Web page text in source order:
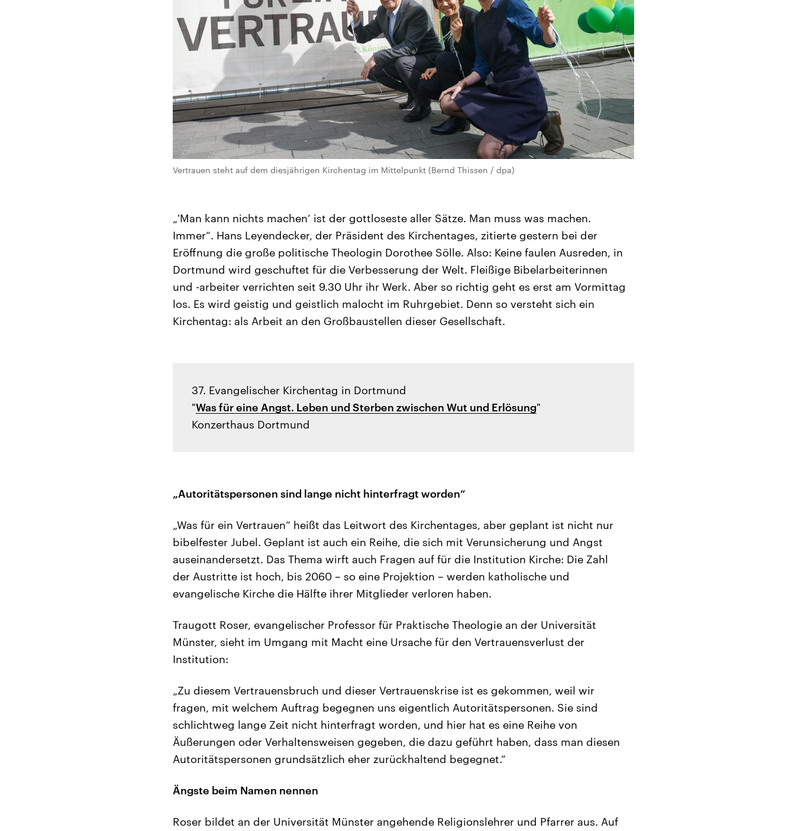
Vertrauen steht auf dem diesjährigen Kirchentag im Mittelpunkt (Bernd Thissen / dpa)
„'Man kann nichts machen‘ ist der gottloseste aller Sätze. Man muss was machen.
Immer“. Hans Leyendecker, der Präsident des Kirchentages, zitierte gestern bei der
Eröffnung die große politische Theologin Dorothee Sölle. Also: Keine faulen Ausreden, in
Dortmund wird geschuftet für die Verbesserung der Welt. Fleißige Bibelarbeiterinnen
und -arbeiter verrichten seit 9.30 Uhr ihr Werk. Aber so richtig geht es erst am Vormittag
los. Es wird geistig und geistlich malocht im Ruhrgebiet. Denn so versteht sich ein
Kirchentag: als Arbeit an den Großbaustellen dieser Gesellschaft.
37. Evangelischer Kirchentag in Dortmund
"Was für eine Angst. Leben und Sterben zwischen Wut und Erlösung"
Konzerthaus Dortmund
„Autoritätspersonen sind lange nicht hinterfragt worden“
„Was für ein Vertrauen“ heißt das Leitwort des Kirchentages, aber geplant ist nicht nur
bibelfester Jubel. Geplant ist auch ein Reihe, die sich mit Verunsicherung und Angst
auseinandersetzt. Das Thema wirft auch Fragen auf für die Institution Kirche: Die Zahl
der Austritte ist hoch, bis 2060 – so eine Projektion – werden katholische und
evangelische Kirche die Hälfte ihrer Mitglieder verloren haben.
Traugott Roser, evangelischer Professor für Praktische Theologie an der Universität
Münster, sieht im Umgang mit Macht eine Ursache für den Vertrauensverlust der
Institution:
„Zu diesem Vertrauensbruch und dieser Vertrauenskrise ist es gekommen, weil wir
fragen, mit welchem Auftrag begegnen uns eigentlich Autoritätspersonen. Sie sind
schlichtweg lange Zeit nicht hinterfragt worden, und hier hat es eine Reihe von
Äußerungen oder Verhaltensweisen gegeben, die dazu geführt haben, dass man diesen
Autoritätspersonen grundsätzlich eher zurückhaltend begegnet.“
Ängste beim Namen nennen
Roser bildet an der Universität Münster angehende Religionslehrer und Pfarrer aus. Auf